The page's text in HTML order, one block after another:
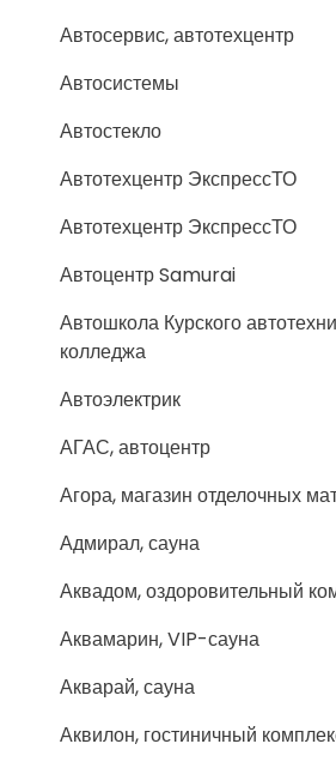
Автосервис, автотехцентр
Автосистемы
Автостекло
Автотехцентр ЭкспрессТО
Автотехцентр ЭкспрессТО
Автоцентр Samurai
Автошкола Курского
колледжа
Автоэлектрик
АГАС, автоцентр
Агора, магазин отделочных
Адмирал, сауна
Аквадом, оздоровительный
Аквамарин, VIP-сауна
Акварай, сауна
Аквилон, гостиничный